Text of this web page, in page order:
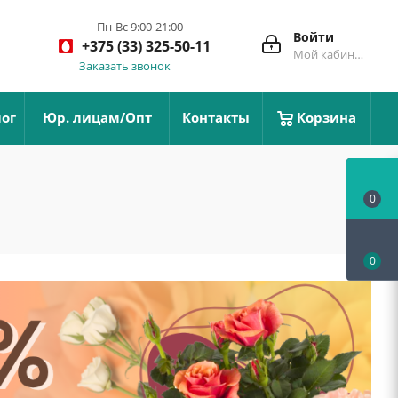
Войти
Мой кабинет
Пн-Вс 9:00-21:00
+375 (33) 325-50-11
Заказать звонок
Юр. лицам/Опт Контакты Корзина
0
0